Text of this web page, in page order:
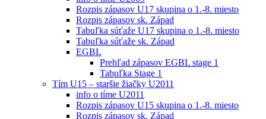
Rozpis zápasov U17 skupina o 1.-8. miesto
Rozpis zápasov sk. Západ
Tabuľka súťaže U17 skupina o 1.-8. miesto
Tabuľka súťaže sk. Západ
EGBL
Prehľad zápasov EGBL stage 1
Tabuľka Stage 1
Tím U15 – staršie žiačky U2011
info o tíme U2011
Rozpis zápasov U15 skupina o 1.-8. miesto
Rozpis zápasov sk. Západ